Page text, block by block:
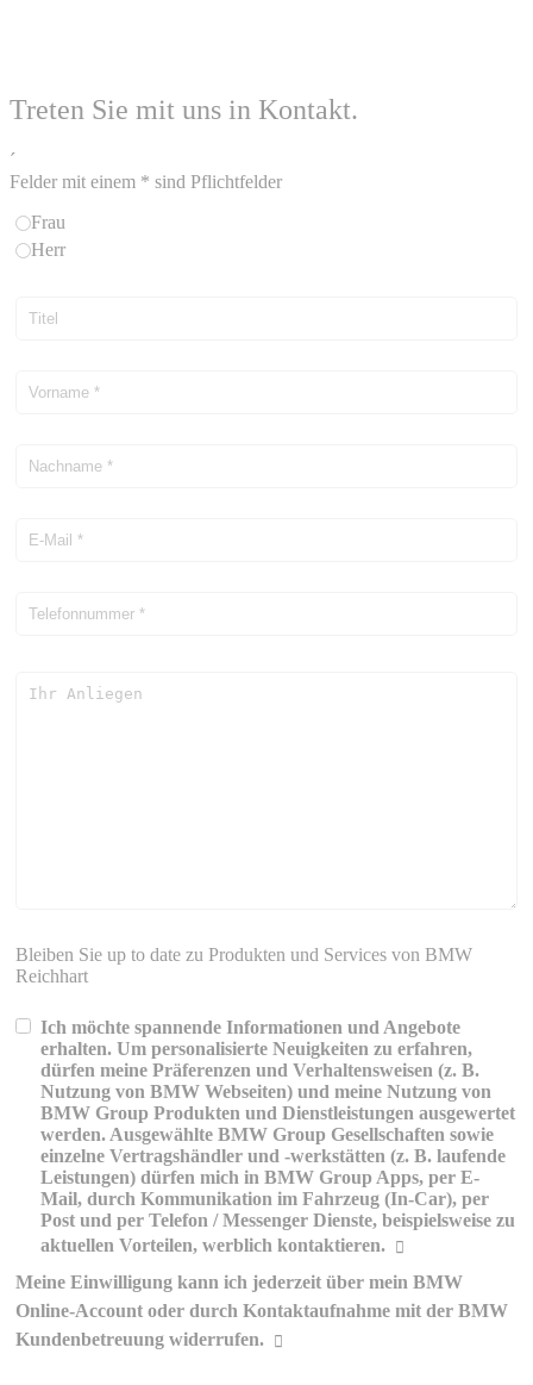
Treten Sie mit uns in Kontakt.
´
Felder mit einem * sind Pflichtfelder
Frau
Herr
Bleiben Sie up to date zu Produkten und Services von BMW
Reichhart
Ich möchte spannende Informationen und Angebote
erhalten. Um personalisierte Neuigkeiten zu erfahren,
dürfen meine Präferenzen und Verhaltensweisen (z. B.
Nutzung von BMW Webseiten) und meine Nutzung von
BMW Group Produkten und Dienstleistungen ausgewertet
werden. Ausgewählte BMW Group Gesellschaften sowie
einzelne Vertragshändler und -werkstätten (z. B. laufende
Leistungen) dürfen mich in BMW Group Apps, per E-
Mail, durch Kommunikation im Fahrzeug (In-Car), per
Post und per Telefon / Messenger Dienste, beispielsweise zu
aktuellen Vorteilen, werblich kontaktieren.
Erklärungen zur werblichen
Kommunikation und Personalisierung
Meine Einwilligung kann ich jederzeit über mein BMW
Online-Account oder durch Kontaktaufnahme mit der BMW
Kundenbetreuung widerrufen.